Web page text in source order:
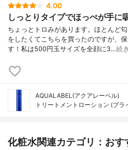
4.00
しっとりタイプでほっぺが手に
ちょっとトロみがあります。ほとんど
をしたくてこちらを買ったのですが、
す！私は500円玉サイズを全顔に3…続
AQUALABEL(アクアレーベル)
トリートメントローション (ブラ
化粧水関連カテゴリ：お